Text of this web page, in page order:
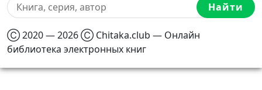
Найти
Ⓒ 2020 — 2026 Ⓒ Chitaka.club — Онлайн
библиотека электронных книг